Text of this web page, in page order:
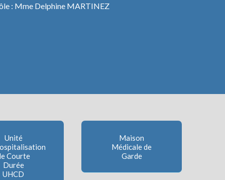
: Mme Delphine MARTINEZ
Unité
Courte
Durée
UHCD
Maison
Médicale de
Garde